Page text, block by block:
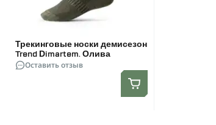
Трекинговые носки демисезон
Trend Dimartem. Олива
Оставить отзыв